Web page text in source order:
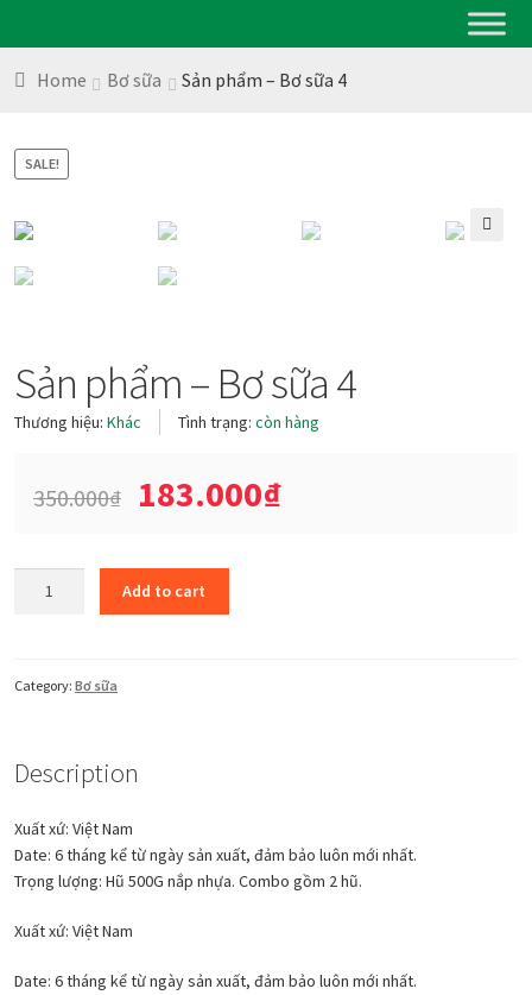
Home Bơ sữa Sản phẩm – Bơ sữa 4
SALE!
Sản phẩm – Bơ sữa 4
Thương hiệu: Khác Tình trạng: còn hàng
350.000₫ 183.000₫
sữa
Add to cart
Category: Bơ sữa
Description
Xuất xứ: Việt Nam
Date: 6 tháng kể từ ngày sản xuất, đảm bảo luôn mới nhất.
Trọng lượng: Hũ 500G nắp nhựa. Combo gồm 2 hũ.
Xuất xứ: Việt Nam
Date: 6 tháng kể từ ngày sản xuất, đảm bảo luôn mới nhất.